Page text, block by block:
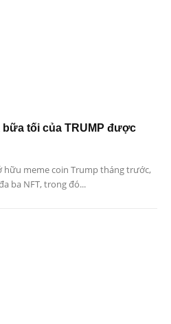
tối của TRUMP được
hữu meme coin Trump tháng trước,
ba NFT, trong đó...